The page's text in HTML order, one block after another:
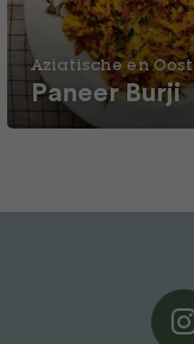
Aziatische en
Paneer Burji